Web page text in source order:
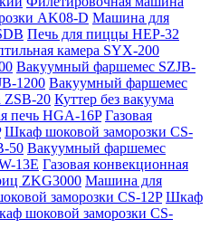
AK08-D Машина для
Печь для пиццы HEP-32
камера SYX-200
Вакуумный фаршемес SZJB-
1200 Вакуумный фаршемес
ZSB-20 Куттер без вакуума
печь HGA-16P Газовая
Шкаф шоковой заморозки CS-
50 Вакуумный фаршемес
13E Газовая конвекционная
ZKG3000 Машина для
заморозки CS-12P Шкаф
шоковой заморозки CS-